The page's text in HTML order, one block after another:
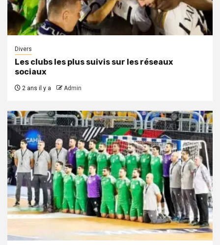
Divers
Les clubs les plus suivis sur les réseaux
sociaux
2 ans il y a Admin